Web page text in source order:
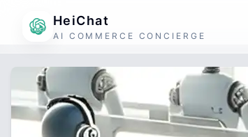
HeiChat
AI COMMERCE CONCIERGE